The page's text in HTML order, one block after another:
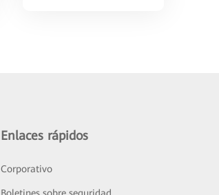
Enlaces rápidos
Corporativo